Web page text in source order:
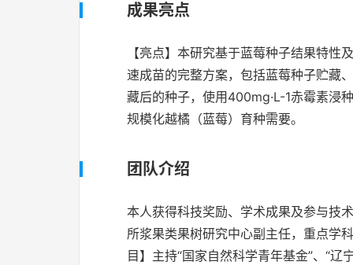
成果亮点
【亮点】本研究基于蓝莓种子结果特
速成苗的完整方案，包括蓝莓种子贮藏
藏后的种子，使用400mg·L-1赤霉素浸
规模化越橘（蓝莓）育种需要。
团队介绍
本人获得科技奖励、学术成果及参与技
所浆果类果树研究中心副主任，重点学
目】主持“国家自然科学青年基金”、“辽